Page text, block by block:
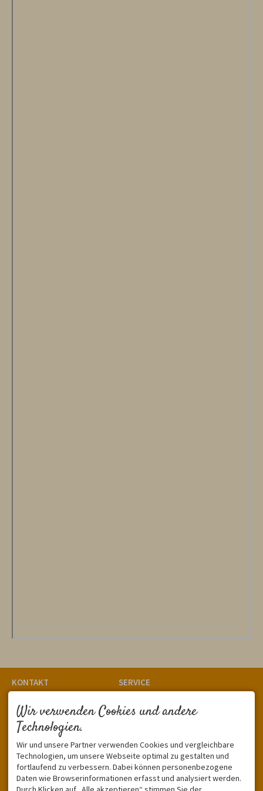
KONTAKT
Jahreszeiten
Georg Eltrich
Förderreutherstraße 3
87561 Oberstdorf
DEUTSCHLAND
Tel.+49 8322 966 40
Fax +49 8322 7500
info@eltrich.de
SERVICE
Suchen und Buchen
Ihr Weg zu uns
Allgäu Walser Card
Reiserücktrittversicherung
Wir verwenden Cookies und andere
Technologien.
Wir und unsere Partner verwenden Cookies und vergleichbare
Technologien, um unsere Webseite optimal zu gestalten und
fortlaufend zu verbessern. Dabei können personenbezogene
Daten wie Browserinformationen erfasst und analysiert werden.